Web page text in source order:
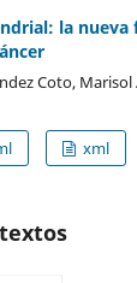
la nueva
Coto, Marisol
xml